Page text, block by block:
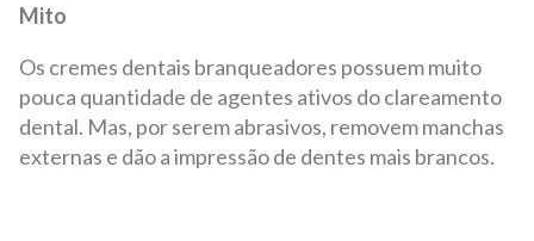
Mito
Os cremes dentais branqueadores possuem muito
pouca quantidade de agentes ativos do clareamento
dental. Mas, por serem abrasivos, removem manchas
externas e dão a impressão de dentes mais brancos.